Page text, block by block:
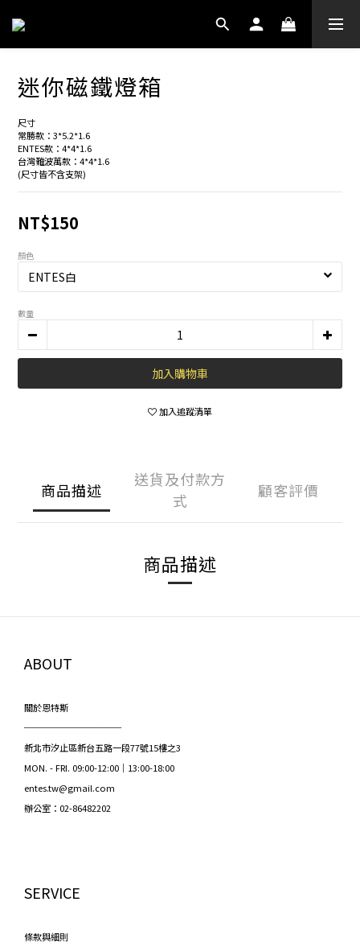
迷你磁鐵燈箱
尺寸
常勝款：3*5.2*1.6
ENTES款：4*4*1.6
台灣難波萬款：4*4*1.6
(尺寸皆不含支架)
NT$150
顏色
數量
加入購物車
加入追蹤清單
商品描述
送貨及付款方
式
顧客評價
商品描述
ABOUT
關於恩特斯
───────────
新北市汐止區新台五路一段77號15樓之3
MON. - FRI. 09:00-12:00｜13:00-18:00
entes.tw@gmail.com
辦公室：02-86482202
SERVICE
條款與細則